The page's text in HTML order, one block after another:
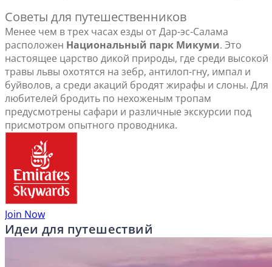
Советы для путешественников
Менее чем в трех часах езды от Дар-эс-Салама
расположен Национальный парк Микуми. Это
настоящее царство дикой природы, где среди высокой
травы львы охотятся на зебр, антилоп-гну, импал и
буйволов, а среди акаций бродят жирафы и слоны. Для
любителей бродить по нехоженым тропам
предусмотрены сафари и различные экскурсии под
присмотром опытного проводника.
Join Now
Идеи для путешествий